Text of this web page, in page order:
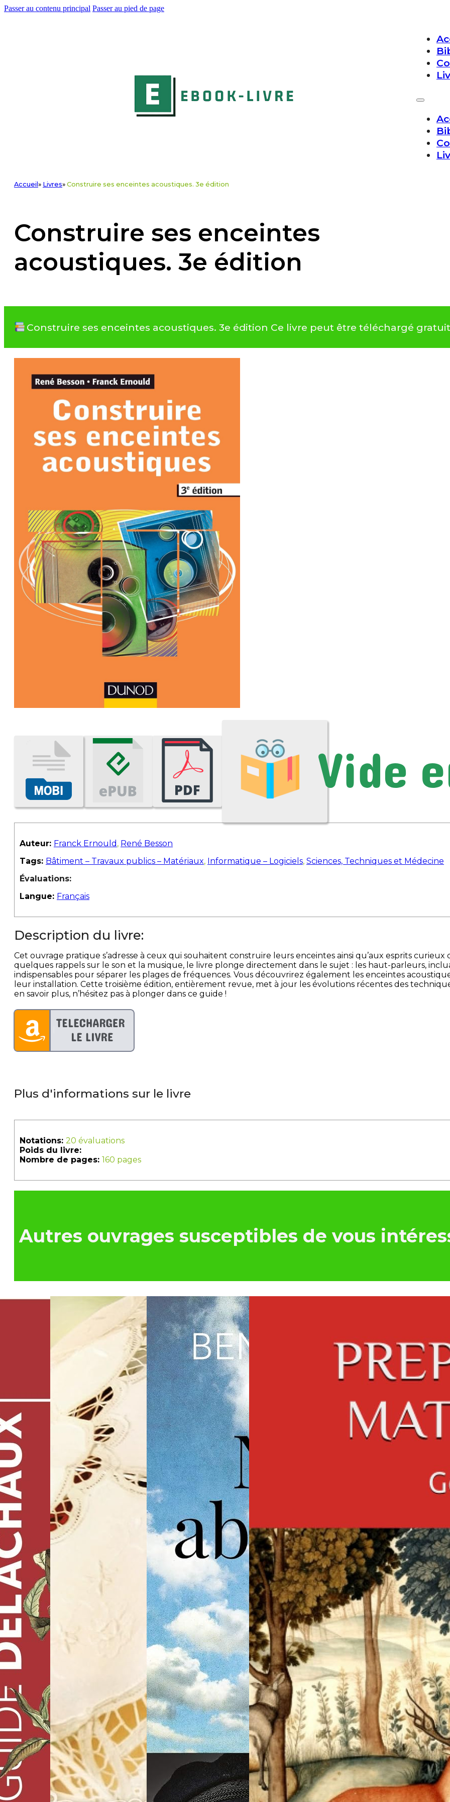
Passer au contenu principal Passer au pied de page
Accueil » Livres» Construire ses enceintes acoustiques. 3e édition
Construire ses enceintes
acoustiques. 3e édition
Construire ses enceintes acoustiques. 3e édition Ce livre peut être téléchargé
Auteur: Franck Ernould , René Besson
Tags: Bâtiment – Travaux publics – Matériaux, Informatique – Logiciels, Sciences, Techniques et Médecine
Évaluations:
Langue: Français
Description du livre:
Cet ouvrage pratique s’adresse à ceux qui souhaitent construire leurs enceintes ainsi qu’aux esprits
quelques rappels sur le son et la musique, le livre plonge directement dans le sujet : les haut-parleurs,
indispensables pour séparer les plages de fréquences. Vous découvrirez également les enceintes
leur installation. Cette troisième édition, entièrement revue, met à jour les évolutions récentes des
en savoir plus, n’hésitez pas à plonger dans ce guide !
Plus d'informations sur le livre
Notations: 20 évaluations
Poids du livre:
Nombre de pages: 160 pages
Autres ouvrages susceptibles de vous